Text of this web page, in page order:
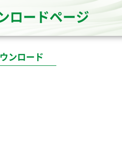
ロードページ
ンロード